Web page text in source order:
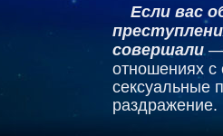
Если вас
совершали—
отношениях
сексуальные
раздражение.